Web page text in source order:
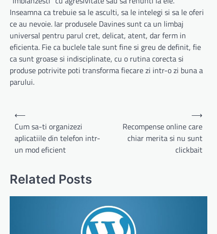
Inseamna ca trebuie sa le asculti, sa le intelegi si sa le oferi
ce au nevoie. Iar produsele Davines sunt ca un limbaj
universal pentru parul cret, delicat, atent, dar ferm in
eficienta. Fie ca buclele tale sunt fine si greu de definit, fie
ca sunt groase si indisciplinate, cu o rutina corecta si
produse potrivite poti transforma fiecare zi intr-o zi buna a
parului.
Navigare
în
articole
⟵
Cum sa-ti organizezi
aplicatiile din telefon intr-
un mod eficient
Recompense online care
chiar merita si nu sunt
clickbait
⟶
Related Posts